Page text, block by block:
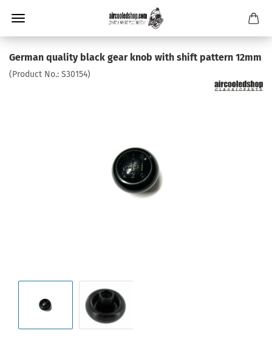
German quality black gear knob with shift pattern 12mm
(Product No.: S30154)